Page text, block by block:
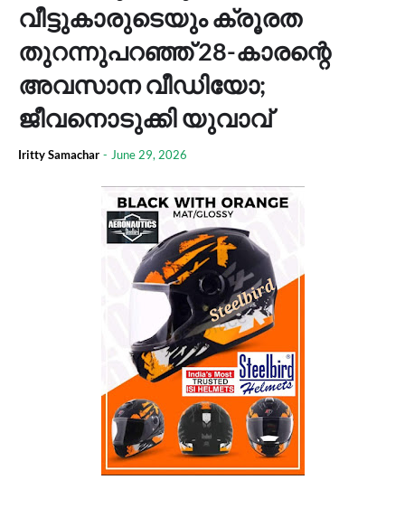
വീട്ടുകാരുടെയും ക്രൂരത
തുറന്നുപറഞ്ഞ് 28-കാരന്റെ
അവസാന വീഡിയോ;
ജീവനൊടുക്കി യുവാവ്
Iritty Samachar - June 29, 2026